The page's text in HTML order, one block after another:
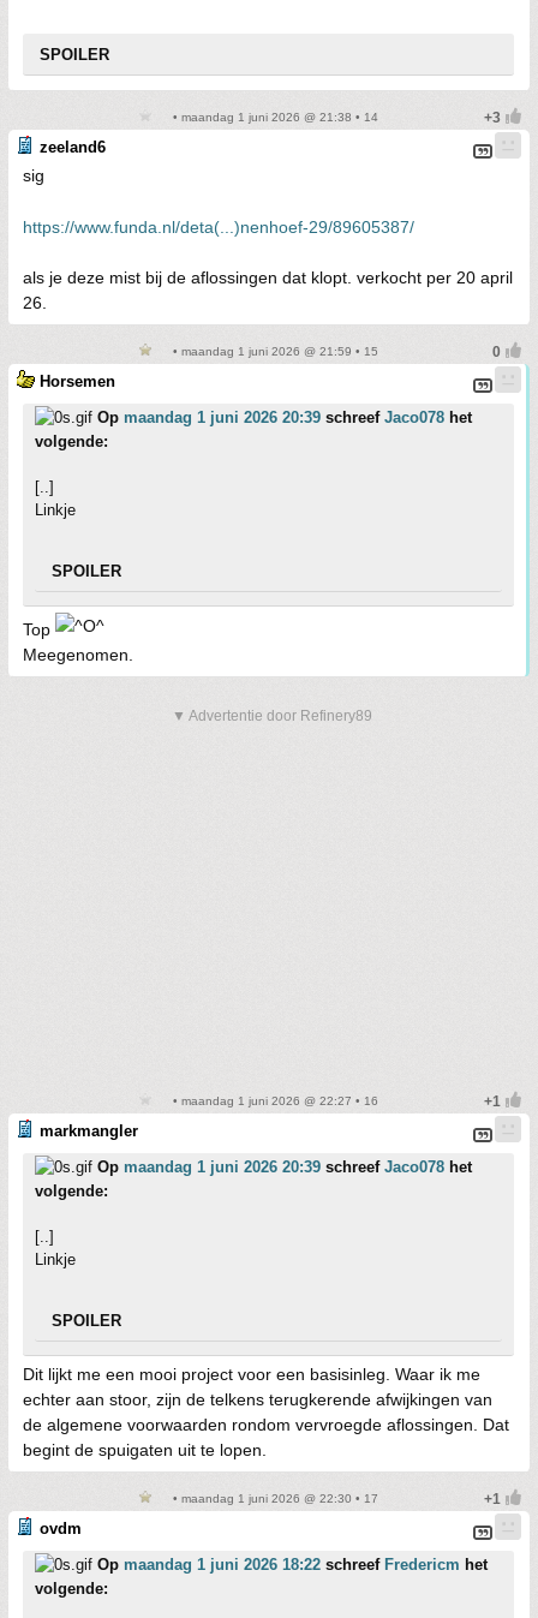
SPOILER
• maandag 1 juni 2026 @ 21:38 • 14
zeeland6
sig
https://www.funda.nl/deta(...)nenhoef-29/89605387/
als je deze mist bij de aflossingen dat klopt. verkocht per 20 april
26.
• maandag 1 juni 2026 @ 21:59 • 15
Horsemen
Op maandag 1 juni 2026 20:39 schreef Jaco078 het
volgende:
[..]
Linkje
SPOILER
Top
Meegenomen.
▼ Advertentie door Refinery89
• maandag 1 juni 2026 @ 22:27 • 16
markmangler
Op maandag 1 juni 2026 20:39 schreef Jaco078 het
volgende:
[..]
Linkje
SPOILER
Dit lijkt me een mooi project voor een basisinleg. Waar ik me
echter aan stoor, zijn de telkens terugkerende afwijkingen van
de algemene voorwaarden rondom vervroegde aflossingen. Dat
begint de spuigaten uit te lopen.
• maandag 1 juni 2026 @ 22:30 • 17
ovdm
Op maandag 1 juni 2026 18:22 schreef Fredericm het
volgende: